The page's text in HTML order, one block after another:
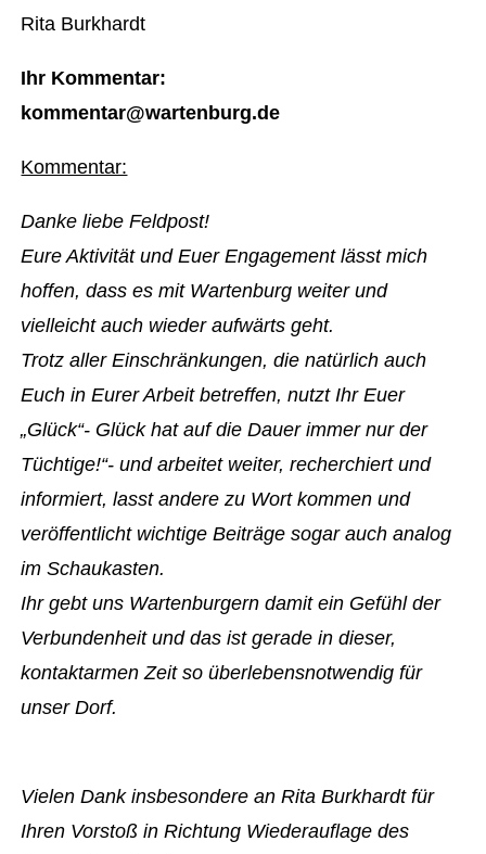
Rita Burkhardt
Ihr Kommentar:
kommentar@wartenburg.de
Kommentar:
Danke liebe Feldpost!
Eure Aktivität und Euer Engagement lässt mich
hoffen, dass es mit Wartenburg weiter und
vielleicht auch wieder aufwärts geht.
Trotz aller Einschränkungen, die natürlich auch
Euch in Eurer Arbeit betreffen, nutzt Ihr Euer
„Glück“- Glück hat auf die Dauer immer nur der
Tüchtige!“- und arbeitet weiter, recherchiert und
informiert, lasst andere zu Wort kommen und
veröffentlicht wichtige Beiträge sogar auch analog
im Schaukasten.
Ihr gebt uns Wartenburgern damit ein Gefühl der
Verbundenheit und das ist gerade in dieser,
kontaktarmen Zeit so überlebensnotwendig für
unser Dorf.
Vielen Dank insbesondere an Rita Burkhardt für
Ihren Vorstoß in Richtung Wiederauflage des